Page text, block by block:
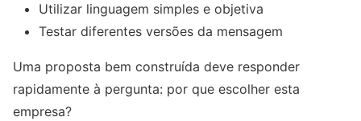
Utilizar linguagem simples e objetiva
Testar diferentes versões da mensagem
Uma proposta bem construída deve responder
rapidamente à pergunta: por que escolher esta
empresa?